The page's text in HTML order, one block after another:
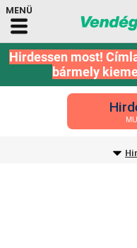
Hirdessen most!
bármely